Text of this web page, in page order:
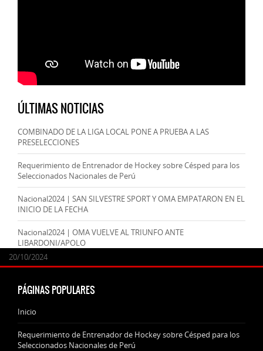
ÚLTIMAS NOTICIAS
COMBINADO DE LA LIGA LOCAL PONE A PRUEBA A LAS
PRESELECCIONES
24/09/2025
Requerimiento de Entrenador de Hockey sobre Césped para los
Seleccionados Nacionales de Perú
07/11/2024
Nacional2024 | SAN SILVESTRE SPORT Y OMA EMPATARON EN EL
INICIO DE LA FECHA
20/10/2024
Nacional2024 | OMA VUELVE AL TRIUNFO ANTE
LIBARDONI/APOLO
20/10/2024
PÁGINAS POPULARES
Inicio
Requerimiento de Entrenador de Hockey sobre Césped para los
Seleccionados Nacionales de Perú